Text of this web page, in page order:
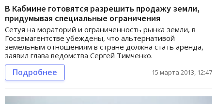
В Кабмине готовятся разрешить продажу земли,
придумывая специальные ограничения
Сетуя на мораторий и ограниченность рынка земли, в
Госземагентстве убеждены, что альтернативой
земельным отношениям в стране должна стать аренда,
заявил глава ведомства Сергей Тимченко.
Подробнее 15 марта 2013, 12:47